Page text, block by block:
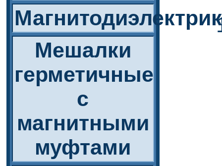
Мешалки
герметичные
с
магнитными
муфтами